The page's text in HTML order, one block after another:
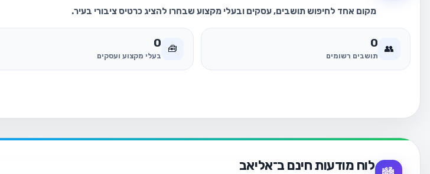
מקום אחד לחיפוש תושבים, עסקים ובעלי מקצוע שבחרו להציג כרטיס ציבורי בעיר.
👥
0
תושבים רשומים
🧰
0
בעלי מקצוע ועסקים
לוח מודעות חינם ב־אליאב